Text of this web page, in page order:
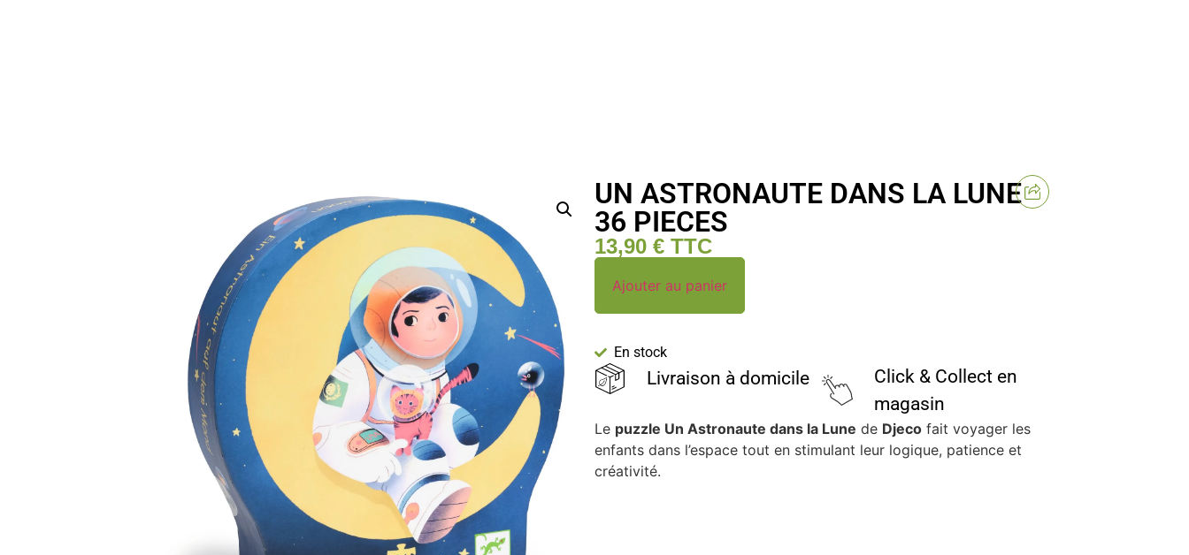
UN ASTRONAUTE DANS LA LUNE
36 PIECES
13,90 €TTC
Ajouter au panier
En stock
Livraison à domicile
Click & Collect en
magasin
Le puzzle Un Astronaute dans la Lune de Djecofait voyager les
enfants dans l’espace tout en stimulant leur logique, patience et
créativité.